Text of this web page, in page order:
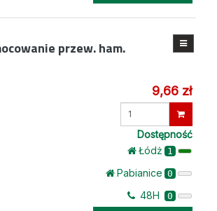
przew. ham.
9,66 zł
Wprowadź
Dostępność
Łódż 1
Pabianice 0
48H 0